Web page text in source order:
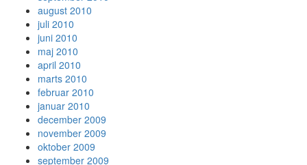
august 2010
juli 2010
juni 2010
maj 2010
april 2010
marts 2010
februar 2010
januar 2010
december 2009
november 2009
oktober 2009
september 2009